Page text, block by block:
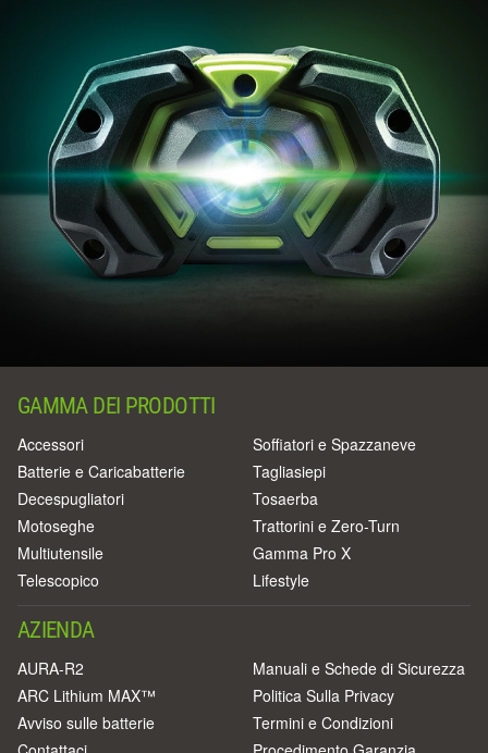
GAMMA DEI PRODOTTI
Accessori
Batterie e Caricabatterie
Decespugliatori
Motoseghe
Multiutensile
Telescopico
Soffiatori e Spazzaneve
Tagliasiepi
Tosaerba
Trattorini e Zero-Turn
Gamma Pro X
Lifestyle
AZIENDA
AURA-R2
ARC Lithium MAX™
Avviso sulle batterie
Manuali e Schede di Sicurezza
Politica Sulla Privacy
Termini e Condizioni